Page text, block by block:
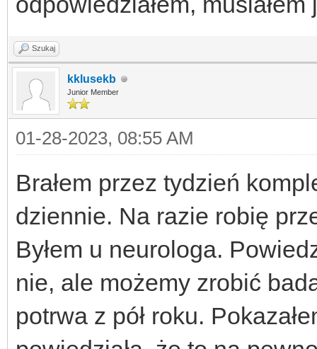
Szukaj
kklusekb
Junior Member
01-28-2023, 08:55 AM
Brałem przez tydzień
dziennie. Na razie robię
Byłem u neurologa.
nie, ale możemy zrobić
potrwa z pół roku.